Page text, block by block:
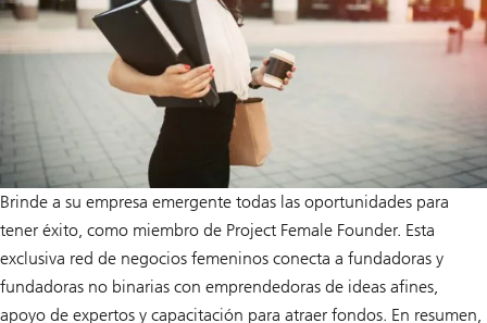
Brinde a su empresa emergente todas las oportunidades para
tener éxito, como miembro de Project Female Founder. Esta
exclusiva red de negocios femeninos conecta a fundadoras y
fundadoras no binarias con emprendedoras de ideas afines,
apoyo de expertos y capacitación para atraer fondos. En resumen,